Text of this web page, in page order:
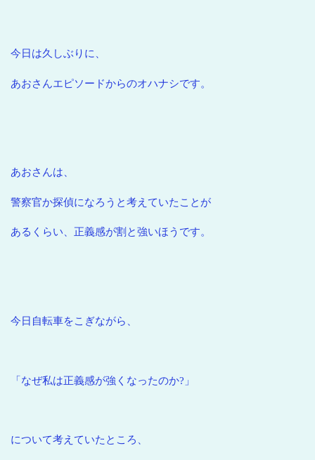
今日は久しぶりに、
あおさんエピソードからのオハナシです。
あおさんは、
警察官か探偵になろうと考えていたことが
あるくらい、正義感が割と強いほうです。
今日自転車をこぎながら、
「なぜ私は正義感が強くなったのか?」
について考えていたところ、